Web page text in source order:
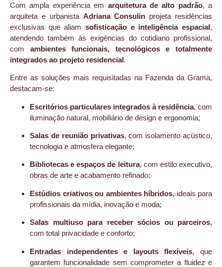
Com ampla experiência em arquitetura de alto padrão, a
arquiteta e urbanista Adriana Consulin projeta residências
exclusivas que aliam sofisticação e inteligência espacial,
atendendo também às exigências do cotidiano profissional,
com ambientes funcionais, tecnológicos e totalmente
integrados ao projeto residencial.
Entre as soluções mais requisitadas na Fazenda da Grama,
destacam-se:
Escritórios particulares integrados à residência, com
iluminação natural, mobiliário de design e ergonomia;
Salas de reunião privativas, com isolamento acústico,
tecnologia e atmosfera elegante;
Bibliotecas e espaços de leitura, com estilo executivo,
obras de arte e acabamento refinado;
Estúdios criativos ou ambientes híbridos, ideais para
profissionais da mídia, inovação e moda;
Salas multiuso para receber sócios ou parceiros,
com total privacidade e conforto;
Entradas independentes e layouts flexíveis, que
garantem funcionalidade sem comprometer a fluidez e